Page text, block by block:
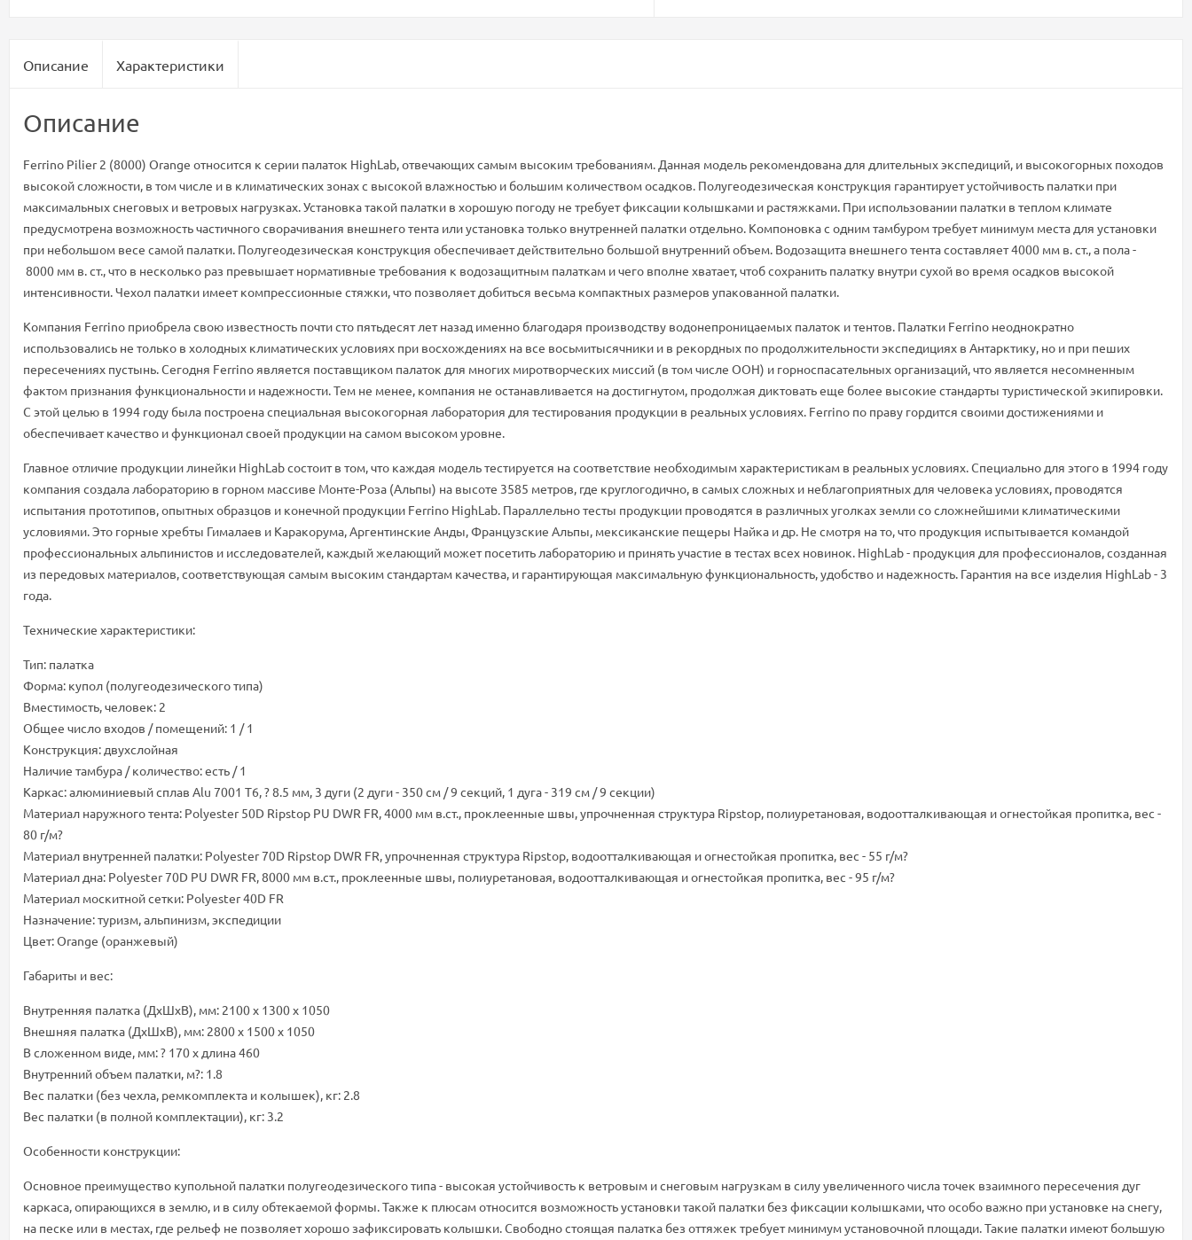
Описание Характеристики
Описание
Ferrino Pilier 2 (8000) Orange относится к серии палаток HighLab, отвечающих самым высоким требованиям. Данная модель рекомендована для длительных экспедиций, и высокогорных походов
высокой сложности, в том числе и в климатических зонах с высокой влажностью и большим количеством осадков. Полугеодезическая конструкция гарантирует устойчивость палатки при
максимальных снеговых и ветровых нагрузках. Установка такой палатки в хорошую погоду не требует фиксации колышками и растяжками. При использовании палатки в теплом климате
предусмотрена возможность частичного сворачивания внешнего тента или установка только внутренней палатки отдельно. Компоновка с одним тамбуром требует минимум места для установки
при небольшом весе самой палатки. Полугеодезическая конструкция обеспечивает действительно большой внутренний объем. Водозащита внешнего тента составляет 4000 мм в. ст., а пола -
8000 мм в. ст., что в несколько раз превышает нормативные требования к водозащитным палаткам и чего вполне хватает, чтоб сохранить палатку внутри сухой во время осадков высокой
интенсивности. Чехол палатки имеет компрессионные стяжки, что позволяет добиться весьма компактных размеров упакованной палатки.
Компания Ferrino приобрела свою известность почти сто пятьдесят лет назад именно благодаря производству водонепроницаемых палаток и тентов. Палатки Ferrino неоднократно
использовались не только в холодных климатических условиях при восхождениях на все восьмитысячники и в рекордных по продолжительности экспедициях в Антарктику, но и при пеших
пересечениях пустынь. Сегодня Ferrino является поставщиком палаток для многих миротворческих миссий (в том числе ООН) и горноспасательных организаций, что является несомненным
фактом признания функциональности и надежности. Тем не менее, компания не останавливается на достигнутом, продолжая диктовать еще более высокие стандарты туристической экипировки.
С этой целью в 1994 году была построена специальная высокогорная лаборатория для тестирования продукции в реальных условиях. Ferrino по праву гордится своими достижениями и
обеспечивает качество и функционал своей продукции на самом высоком уровне.
Главное отличие продукции линейки HighLab состоит в том, что каждая модель тестируется на соответствие необходимым характеристикам в реальных условиях. Специально для этого в 1994 году
компания создала лабораторию в горном массиве Монте-Роза (Альпы) на высоте 3585 метров, где круглогодично, в самых сложных и неблагоприятных для человека условиях, проводятся
испытания прототипов, опытных образцов и конечной продукции Ferrino HighLab. Параллельно тесты продукции проводятся в различных уголках земли со сложнейшими климатическими
условиями. Это горные хребты Гималаев и Каракорума, Аргентинские Анды, Французские Альпы, мексиканские пещеры Найка и др. Не смотря на то, что продукция испытывается командой
профессиональных альпинистов и исследователей, каждый желающий может посетить лабораторию и принять участие в тестах всех новинок. HighLab - продукция для профессионалов, созданная
из передовых материалов, соответствующая самым высоким стандартам качества, и гарантирующая максимальную функциональность, удобство и надежность. Гарантия на все изделия HighLab - 3
года.
Технические характеристики:
Тип: палатка
Форма: купол (полугеодезического типа)
Вместимость, человек: 2
Общее число входов / помещений: 1 / 1
Конструкция: двухслойная
Наличие тамбура / количество: есть / 1
Каркас: алюминиевый сплав Alu 7001 T6, ? 8.5 мм, 3 дуги (2 дуги - 350 см / 9 секций, 1 дуга - 319 см / 9 секции)
Материал наружного тента: Polyester 50D Ripstop PU DWR FR, 4000 мм в.ст., проклеенные швы, упрочненная структура Ripstop, полиуретановая, водоотталкивающая и огнестойкая пропитка, вес -
80 г/м?
Материал внутренней палатки: Polyester 70D Ripstop DWR FR, упрочненная структура Ripstop, водоотталкивающая и огнестойкая пропитка, вес - 55 г/м?
Материал дна: Polyester 70D PU DWR FR, 8000 мм в.ст., проклеенные швы, полиуретановая, водоотталкивающая и огнестойкая пропитка, вес - 95 г/м?
Материал москитной сетки: Polyester 40D FR
Назначение: туризм, альпинизм, экспедиции
Цвет: Orange (оранжевый)
Габариты и вес:
Внутренняя палатка (ДхШхВ), мм: 2100 х 1300 х 1050
Внешняя палатка (ДхШхВ), мм: 2800 х 1500 х 1050
В сложенном виде, мм: ? 170 x длина 460
Внутренний объем палатки, м?: 1.8
Вес палатки (без чехла, ремкомплекта и колышек), кг: 2.8
Вес палатки (в полной комплектации), кг: 3.2
Особенности конструкции:
Основное преимущество купольной палатки полугеодезического типа - высокая устойчивость к ветровым и снеговым нагрузкам в силу увеличенного числа точек взаимного пересечения дуг
каркаса, опирающихся в землю, и в силу обтекаемой формы. Также к плюсам относится возможность установки такой палатки без фиксации колышками, что особо важно при установке на снегу,
на песке или в местах, где рельеф не позволяет хорошо зафиксировать колышки. Свободно стоящая палатка без оттяжек требует минимум установочной площади. Такие палатки имеют большую